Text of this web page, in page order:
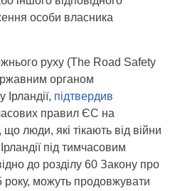
особи власника
руху (The Road Safety
органом
підтвердив
правил ЄС на
що люди, які тікають від війни
під тимчасовим
до розділу 60 Закону про
року, можуть продовжувати